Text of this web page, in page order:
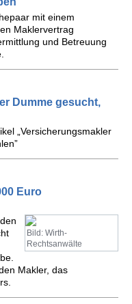
mit einem
Maklervertrag
und Betreuung
Dumme gesucht,
„Versicherungsmakler
Euro
Bild: Wirth-
Rechtsanwälte
Makler, das